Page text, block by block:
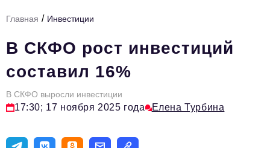
Цитаты
Аналитика
Главное
Сделано в России
Главная / Инвестиции
В СКФО рост инвестиций
составил 16%
В СКФО выросли инвестиции
17:30; 17 ноября 2025 года Елена Турбина